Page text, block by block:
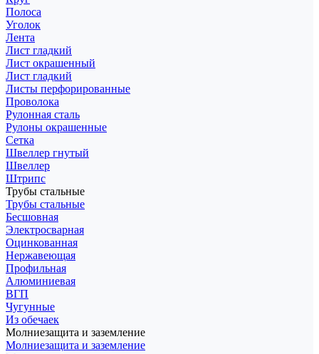
Полоса
Уголок
Лента
Лист гладкий
Лист окрашенный
Лист гладкий
Листы перфорированные
Проволока
Рулонная сталь
Рулоны окрашенные
Сетка
Швеллер гнутый
Швеллер
Штрипс
Трубы стальные
Трубы стальные
Бесшовная
Электросварная
Оцинкованная
Нержавеющая
Профильная
Алюминиевая
ВГП
Чугунные
Из обечаек
Молниезащита и заземление
Молниезащита и заземление